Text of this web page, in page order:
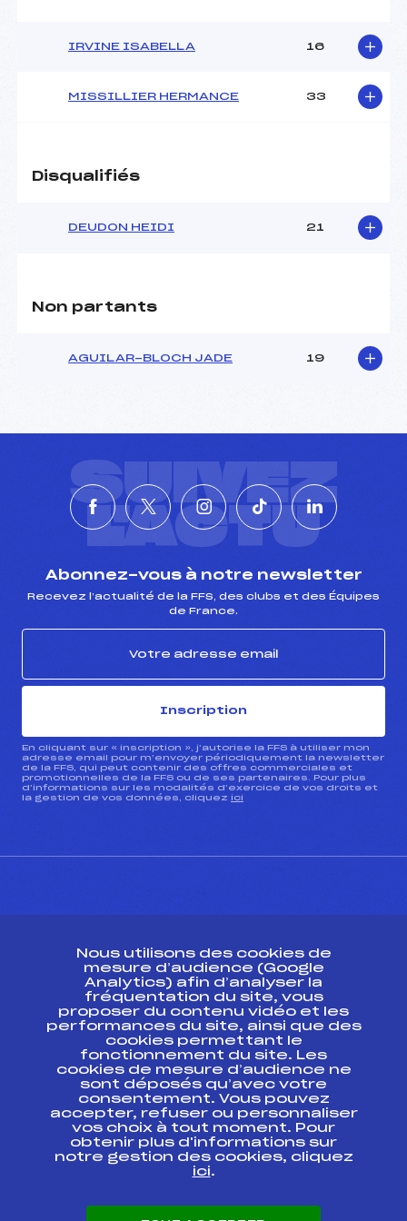
U18->Mas
IRVINE ISABELLA 16
MISSILLIER HERMANCE 33
Disqualifiés
DEUDON HEIDI 21
Non partants
AGUILAR-BLOCH JADE 19
SUIVEZ
L'ACTU
Abonnez-vous à notre newsletter
Recevez l’actualité de la FFS, des clubs et des Équipes
de France.
Inscription
En cliquant sur « inscription », j’autorise la FFS à utiliser mon
adresse email pour m’envoyer périodiquement la newsletter
de la FFS, qui peut contenir des offres commerciales et
promotionnelles de la FFS ou de ses partenaires. Pour plus
d’informations sur les modalités d’exercice de vos droits et
la gestion de vos données, cliquez ici
Ressources
Pass’Neige
Projet sportif fédéral
Projet de performance fédéral
Antidopage
Pôle Développement, Formation, Suivi
Scientifique
Listes ministérielles
Pôle vie de l’athlète
Enseignement professionnel
Nous utilisons des cookies de
mesure d’audience (Google
Analytics) afin d’analyser la
fréquentation du site, vous
proposer du contenu vidéo et les
performances du site, ainsi que des
cookies permettant le
fonctionnement du site. Les
cookies de mesure d’audience ne
sont déposés qu’avec votre
consentement. Vous pouvez
accepter, refuser ou personnaliser
vos choix à tout moment. Pour
obtenir plus d'informations sur
notre gestion des cookies, cliquez
ici.